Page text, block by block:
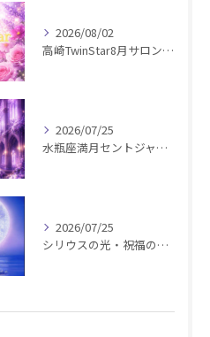
2026/08/02
高崎TwinStar8月サロンお知らせ
2026/07/25
水瓶座満月セントジャーメインGSVF遠隔お知らせ
2026/07/25
シリウスの光・祝福の波動チャージ遠隔お知らせ〜銀河新年〜